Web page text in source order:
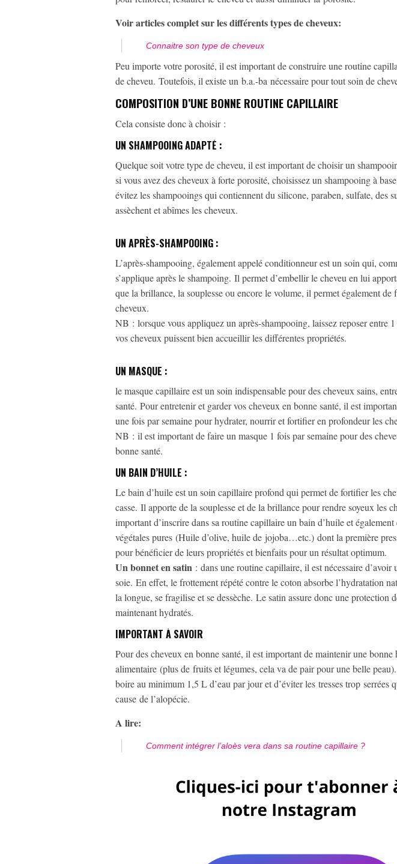
Voir articles complet sur les différents types de cheveux:
Connaitre son type de cheveux
Peu importe votre porosité, il est important de construire une routine
de cheveu. Toutefois, il existe un b.a.-ba nécessaire pour tout soin de
COMPOSITION D’UNE BONNE ROUTINE CAPILLAIRE
Cela consiste donc à choisir :
UN SHAMPOOING ADAPTÉ :
Quelque soit votre type de cheveu, il est important de choisir un
si vous avez des cheveux à forte porosité, choisissez un shampooing à
évitez les shampooings qui contiennent du silicone, paraben, sulfate, des
assèchent et abîmes les cheveux.
UN APRÈS-SHAMPOOING :
L’après-shampooing, également appelé conditionneur est un soin qui,
s’applique après le shampoing. Il permet d’embellir le cheveu en lui
que la brillance, la souplesse ou encore le volume, il permet également de
cheveux.
NB : lorsque vous appliquez un après-shampooing, laissez reposer entre
vos cheveux puissent bien accueillir les différentes propriétés.
UN MASQUE :
le masque capillaire est un soin indispensable pour des cheveux sains,
santé. Pour entretenir et garder vos cheveux en bonne santé, il est
une fois par semaine pour hydrater, nourrir et fortifier en profondeur les
NB : il est important de faire un masque 1 fois par semaine pour des
bonne santé.
UN BAIN D’HUILE :
Le bain d’huile est un soin capillaire profond qui permet de fortifier les
casse. Il apporte de la souplesse et de la brillance pour rendre soyeux les
important d’inscrire dans sa routine capillaire un bain d’huile et
végétales pures (Huile d’olive, huile de jojoba…etc.) dont la première
pour bénéficier de leurs propriétés et bienfaits pour un résultat optimum.
Un bonnet en satin : dans une routine capillaire, il est nécessaire d’avoir
soie. En effet, le frottement répété contre le coton absorbe l’hydratation
la longue, se fragilise et se dessèche. Le satin assure donc une protection
maintenant hydratés.
IMPORTANT À SAVOIR
Pour des cheveux en bonne santé, il est important de maintenir une bonne
alimentaire (plus de fruits et légumes, cela va de pair pour une belle
boire au minimum 1,5 L d’eau par jour et d’éviter les tresses trop serrées
cause de l’alopécie.
A lire:
Comment intégrer l’aloès vera dans sa routine capillaire ?